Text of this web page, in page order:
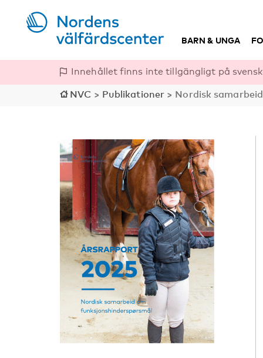
BARN & UNGA
Innehållet finns inte tillgängligt på
NVC > Publikationer > Nordisk